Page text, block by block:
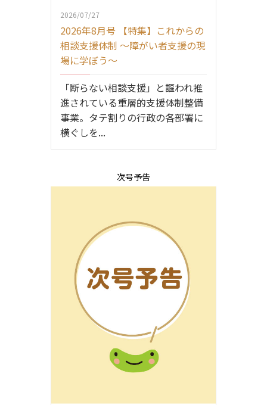
2026/07/27
2026年8月号 【特集】これからの
相談支援体制 ～障がい者支援の現
場に学ぼう～
「断らない相談支援」と謳われ推
進されている重層的支援体制整備
事業。タテ割りの行政の各部署に
横ぐしを...
次号予告